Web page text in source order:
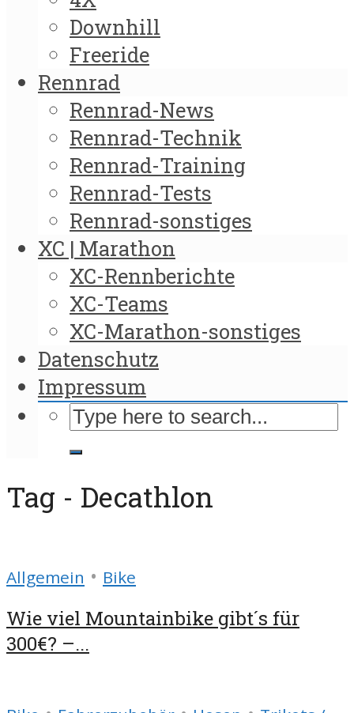
Downhill
Freeride
Rennrad
Rennrad-News
Rennrad-Technik
Rennrad-Training
Rennrad-Tests
Rennrad-sonstiges
XC | Marathon
XC-Rennberichte
XC-Teams
XC-Marathon-sonstiges
Datenschutz
Impressum
Tag - Decathlon
Allgemein • Bike
Wie viel Mountainbike gibt´s für
300€? –...